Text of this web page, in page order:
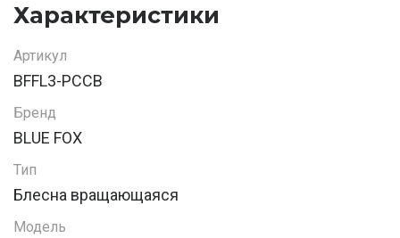
Характеристики
Артикул
BFFL3-PCCB
Бренд
BLUE FOX
Тип
Блесна вращающаяся
Модель